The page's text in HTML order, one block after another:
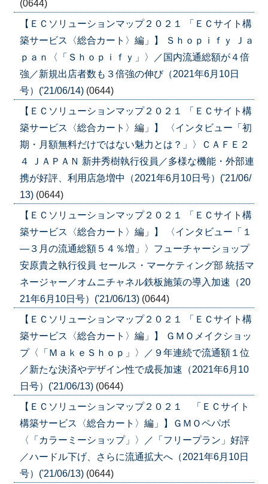
(0644)
【ＥＣソリューションマップ２０２１ 「ＥＣサイト構
築サービス〈総合カート〉編」】 Ｓｈｏｐｉｆｙ Ｊａ
ｐａｎ〈「Ｓｈｏｐｉｆｙ」〉／国内流通総額が４倍
強／新規出店者数も３倍強の伸び（2021年6月10日
号）('21/06/14) (0644)
【ＥＣソリューションマップ２０２１ 「ＥＣサイト構
築サービス〈総合カート〉編」】 〈インタビュー「初
期・月額無料だけではない魅力とは？」〉ＣＡＦＥ２
４ ＪＡＰＡＮ 新井秀樹執行役員／多様な機能・外部連
携が好評、利用店急増中（2021年6月10日号）('21/06/
13) (0644)
【ＥＣソリューションマップ２０２１ 「ＥＣサイト構
築サービス〈総合カート〉編」】 〈インタビュー「１
―３月の流通総額５４％増」〉フューチャーショップ
安原貴之執行役員 セールス・マーケティング部 統括マ
ネージャー／オムニチャネル鉄板施策の導入加速（20
21年6月10日号）('21/06/13) (0644)
【ＥＣソリューションマップ２０２１ 「ＥＣサイト構
築サービス〈総合カート〉編」】 ＧＭＯメイクショッ
プ〈「ＭａｋｅＳｈｏｐ」〉／９年連続で流通額１位
／新たな決済やデザイン性で成長加速（2021年6月10
日号）('21/06/13) (0644)
【ＥＣソリューションマップ２０２１ 「ＥＣサイト
構築サービス〈総合カート〉編」】ＧＭＯペパボ
〈「カラーミーショップ」〉／「フリープラン」好評
／ハードル下げ、さらに流通拡大へ（2021年6月10日
号）('21/06/13) (0644)